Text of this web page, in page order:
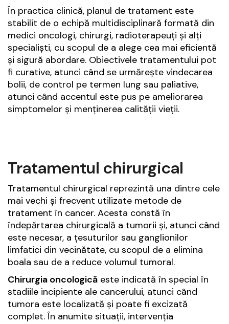
În practica clinică, planul de tratament este
stabilit de o echipă multidisciplinară formată din
medici oncologi, chirurgi, radioterapeuți și alți
specialiști, cu scopul de a alege cea mai eficientă
și sigură abordare. Obiectivele tratamentului pot
fi curative, atunci când se urmărește vindecarea
bolii, de control pe termen lung sau paliative,
atunci când accentul este pus pe ameliorarea
simptomelor și menținerea calității vieții.
Tratamentul chirurgical
Tratamentul chirurgical reprezintă una dintre cele
mai vechi și frecvent utilizate metode de
tratament în cancer. Acesta constă în
îndepărtarea chirurgicală a tumorii și, atunci când
este necesar, a țesuturilor sau ganglionilor
limfatici din vecinătate, cu scopul de a elimina
boala sau de a reduce volumul tumoral.
Chirurgia oncologică este indicată în special în
stadiile incipiente ale cancerului, atunci când
tumora este localizată și poate fi excizată
complet. În anumite situații, intervenția